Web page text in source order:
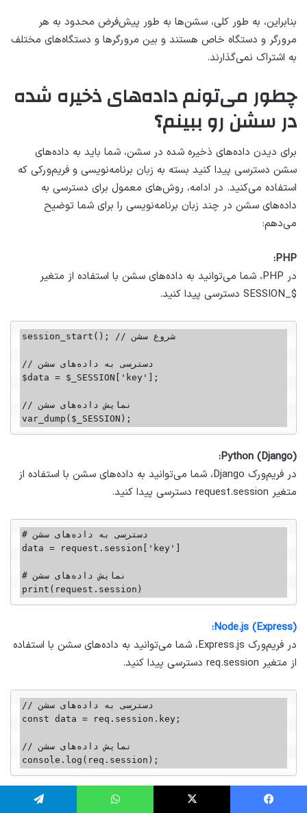
بنابراین، به طور کلی، سشن‌ها به طور پیش‌فرض محدود به هر
مرورگر و دستگاه خاص هستند و بین مرورگرها و دستگاه‌های مختلف
به اشتراک نمی‌گذارند.
چطور می‌تونم داده‌های ذخیره شده
در سشن رو ببینم؟
برای دیدن داده‌های ذخیره شده در سشن، شما باید به داده‌های
سشن دسترسی پیدا کنید بسته به زبان برنامه‌نویسی و فریم‌ورکی که
استفاده می‌کنید. در ادامه، روش‌های معمول برای دسترسی به
داده‌های سشن در چند زبان برنامه‌نویسی را برای شما توضیح
می‌دهم:
PHP:
در PHP، شما می‌توانید به داده‌های سشن با استفاده از متغیر
$_SESSION دسترسی پیدا کنید.
session_start(); // شروع سشن
// دسترسی به داده‌های سشن
$data = $_SESSION['key'];
// نمایش داده‌های سشن
var_dump($_SESSION);
Python (Django):
در فریم‌ورک Django، شما می‌توانید به داده‌های سشن با استفاده از
متغیر request.session دسترسی پیدا کنید.
# دسترسی به داده‌های سشن
data = request.session['key']
# نمایش داده‌های سشن
print(request.session)
Node.js (Express):
در فریم‌ورک Express.js، شما می‌توانید به داده‌های سشن با استفاده
از متغیر req.session دسترسی پیدا کنید.
// دسترسی به داده‌های سشن
const data = req.session.key;
// نمایش داده‌های سشن
console.log(req.session);
توجه داشته باشید که برخی از فریم‌ورک‌ها و زبان‌های برنامه‌نویسی